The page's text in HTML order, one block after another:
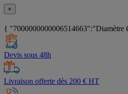
×
{
Devis sous 48h
Livraison offerte dès 200 € HT